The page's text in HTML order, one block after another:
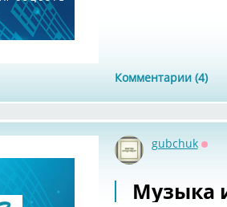
Комментарии (4)
gubchuk
Музыка